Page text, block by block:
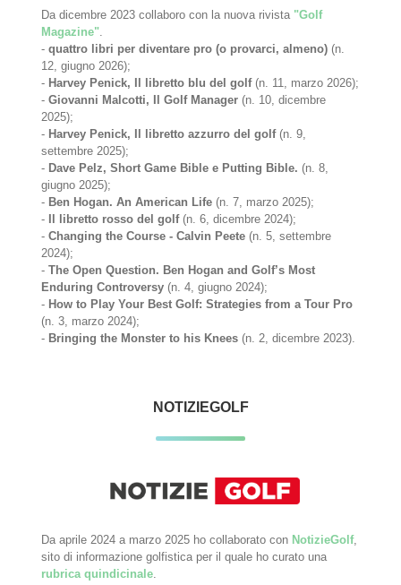
Da dicembre 2023 collaboro con la nuova rivista "Golf
Magazine"
-quattro libri per diventare pro (o provarci, almeno) (n.
12, giugno 2026);
- Harvey Penick, Il libretto blu del golf(n. 11, marzo 2026);
-Giovanni Malcotti, Il Golf Manager (n. 10, dicembre
2025);
- Harvey Penick, Il libretto azzurro del golf(n. 9,
settembre 2025);
- Dave Pelz, Short Game Bible e Putting Bible.(n. 8,
giugno 2025);
- Ben Hogan. An American Life (n. 7, marzo 2025);
-
Il libretto rosso del golf(n. 6, dicembre 2024);
-Changing the Course - Calvin Peete (n. 5, settembre
2024);
-The Open Question. Ben Hogan and Golf’s Most
Enduring Controversy (n. 4, giugno 2024);
- How to Play Your Best Golf: Strategies from a Tour Pro
(n. 3, marzo 2024);
- Bringing the Monster to his Knees (n. 2, dicembre 2023).
NOTIZIEGOLF
Da aprile 2024 a marzo 2025 ho collaborato con NotizieGolf,
sito di informazione golfistica per il quale ho curato una
rubrica quindicinale